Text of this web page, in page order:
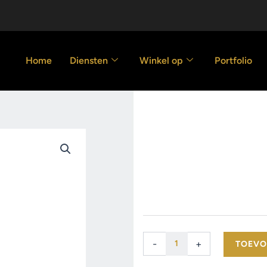
Home Diensten Winkel op Portfolio
-
Hoeklijnprofiel
+